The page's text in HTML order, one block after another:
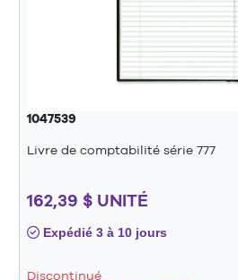
1047539
Livre de comptabilité série 777
162,39 $ UNITÉ
Expédié 3 à 10 jours
Discontinué